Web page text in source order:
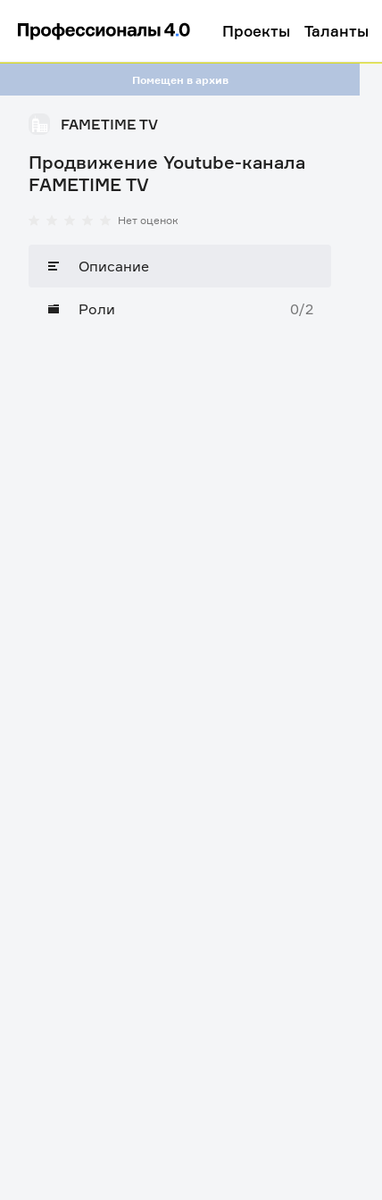
Проекты Таланты
Помещен в архив
FAMETIME TV
Продвижение Youtube-канала
FAMETIME TV
Нет оценок
Описание
Роли 0/2